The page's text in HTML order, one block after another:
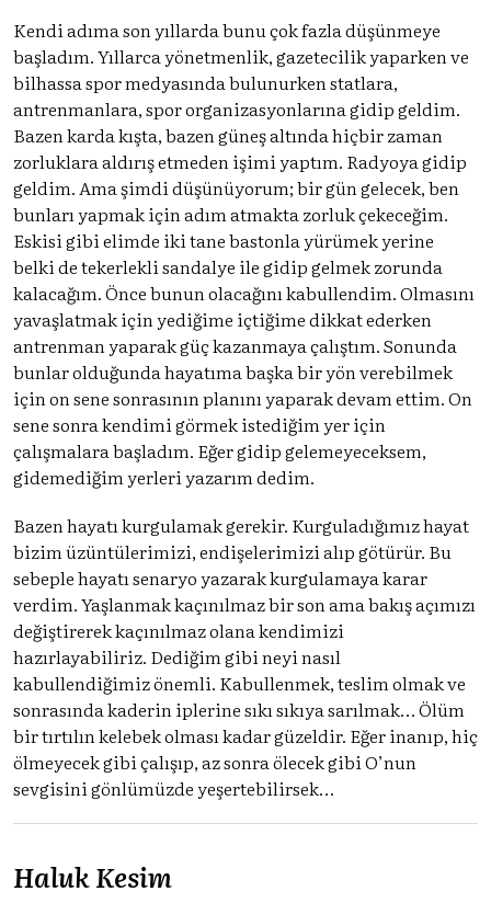
Kendi adıma son yıllarda bunu çok fazla düşünmeye
başladım. Yıllarca yönetmenlik, gazetecilik yaparken ve
bilhassa spor medyasında bulunurken statlara,
antrenmanlara, spor organizasyonlarına gidip geldim.
Bazen karda kışta, bazen güneş altında hiçbir zaman
zorluklara aldırış etmeden işimi yaptım. Radyoya gidip
geldim. Ama şimdi düşünüyorum; bir gün gelecek, ben
bunları yapmak için adım atmakta zorluk çekeceğim.
Eskisi gibi elimde iki tane bastonla yürümek yerine
belki de tekerlekli sandalye ile gidip gelmek zorunda
kalacağım. Önce bunun olacağını kabullendim. Olmasını
yavaşlatmak için yediğime içtiğime dikkat ederken
antrenman yaparak güç kazanmaya çalıştım. Sonunda
bunlar olduğunda hayatıma başka bir yön verebilmek
için on sene sonrasının planını yaparak devam ettim. On
sene sonra kendimi görmek istediğim yer için
çalışmalara başladım. Eğer gidip gelemeyeceksem,
gidemediğim yerleri yazarım dedim.
Bazen hayatı kurgulamak gerekir. Kurguladığımız hayat
bizim üzüntülerimizi, endişelerimizi alıp götürür. Bu
sebeple hayatı senaryo yazarak kurgulamaya karar
verdim. Yaşlanmak kaçınılmaz bir son ama bakış açımızı
değiştirerek kaçınılmaz olana kendimizi
hazırlayabiliriz. Dediğim gibi neyi nasıl
kabullendiğimiz önemli. Kabullenmek, teslim olmak ve
sonrasında kaderin iplerine sıkı sıkıya sarılmak… Ölüm
bir tırtılın kelebek olması kadar güzeldir. Eğer inanıp, hiç
ölmeyecek gibi çalışıp, az sonra ölecek gibi O’nun
sevgisini gönlümüzde yeşertebilirsek…
Haluk Kesim